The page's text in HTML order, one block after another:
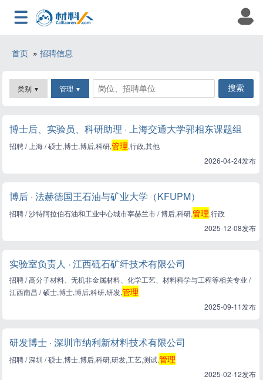
首页 » 招聘信息
类别 ▼ 管理 ▼
博士后、实验员、科研助理 · 上海交通大学郭相东课题组
招聘 / 上海 / 硕士,博士,博后,科研,管理,行政,其他
2026-04-24发布
博后 · 法赫德国王石油与矿业大学（KFUPM）
招聘 / 沙特阿拉伯石油和工业中心城市宰赫兰市 / 博后,科研,管理,行政
2025-12-08发布
实验室负责人 · 江西砥石矿纤技术有限公司
招聘 / 高分子材料、无机非金属材料、化学工艺、材料科学与工程等相关专业 /
江西南昌 / 硕士,博士,博后,科研,研发,管理
2025-09-11发布
研发博士 · 深圳市纳利新材料技术有限公司
招聘 / 深圳 / 硕士,博士,博后,科研,研发,工艺,测试,管理
2025-02-12发布